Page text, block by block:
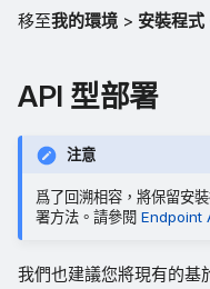
移至我的環境 > 安裝程式
API 型部署
注意
爲了回溯相容，將保留安
署方法。請參閱 Endpoint
我們也建議您將現有的基